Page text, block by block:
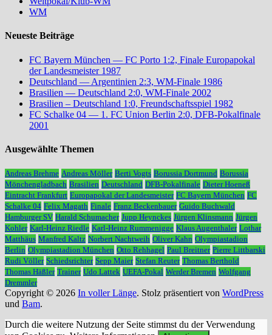
WM
Neueste Beiträge
FC Bayern München — FC Porto 1:2, Finale Europapokal
der Landesmeister 1987
Deutschland — Argentinien 2:3, WM-Finale 1986
Brasilien — Deutschland 2:0, WM-Finale 2002
Brasilien – Deutschland 1:0, Freundschaftsspiel 1982
FC Schalke 04 — 1. FC Union Berlin 2:0, DFB-Pokalfinale
2001
Ausgewählte Themen
Andreas Brehme Andreas Möller Berti Vogts Borussia Dortmund Borussia
Mönchengladbach Brasilien Deutschland DFB-Pokalfinale Dieter Hoeneß
Eintracht Frankfurt Europapokal der Landesmeister FC Bayern München FC
Schalke 04 Felix Magath Finale Franz Beckenbauer Guido Buchwald
Hamburger SV Harald Schumacher Jupp Heynckes Jürgen Klinsmann Jürgen
Kohler Karl-Heinz Riedle Karl-Heinz Rummenigge Klaus Augenthaler Lothar
Matthäus Manfred Kaltz Norbert Nachtweih Oliver Kahn Olympiastadion
Berlin Olympiastadion München Otto Rehhagel Paul Breitner Pierre Littbarski
Rudi Völler Schiedsrichter Sepp Maier Stefan Reuter Thomas Berthold
Thomas Häßler Trainer Udo Lattek UEFA-Pokal Werder Bremen Wolfgang
Dremmler
Copyright © 2026 In voller Länge. Stolz präsentiert von WordPress
und Bam.
Durch die weitere Nutzung der Seite stimmst du der Verwendung